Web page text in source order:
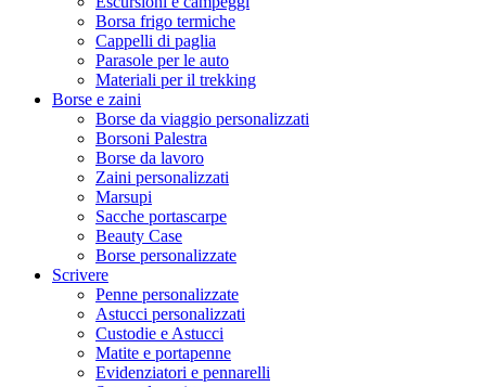
Borsa frigo termiche
Cappelli di paglia
Parasole per le auto
Materiali per il trekking
Borse e zaini
Borse da viaggio personalizzati
Borsoni Palestra
Borse da lavoro
Zaini personalizzati
Marsupi
Sacche portascarpe
Beauty Case
Borse personalizzate
Scrivere
Penne personalizzate
Astucci personalizzati
Custodie e Astucci
Matite e portapenne
Evidenziatori e pennarelli